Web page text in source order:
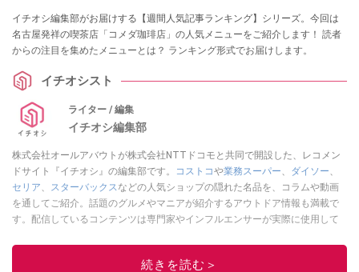
イチオシ編集部がお届けする【週間人気記事ランキング】シリーズ。今回は
名古屋発祥の喫茶店「コメダ珈琲店」の人気メニューをご紹介します！ 読者
からの注目を集めたメニューとは？ ランキング形式でお届けします。
イチオシスト
ライター / 編集
イチオシ編集部
株式会社オールアバウトが株式会社NTTドコモと共同で開設した、レコメン
ドサイト『イチオシ』の編集部です。
コストコや業務スーパー、 ダイソー、
セリア、 スターバックスなどの人気ショップの隠れた名品を、コラムや動画
を通してご紹介。話題のグルメやマニアが紹介するアウトドア情報も満載で
す。配信しているコンテンツは専門家やインフルエンサーが実際に使用して
ニュースでフォロー
続きを読む＞